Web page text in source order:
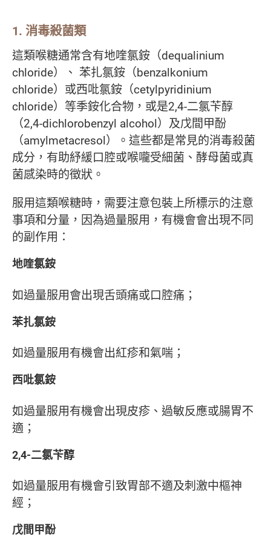
1. 消毒殺菌類
這類喉糖通常含有地喹氯銨（dequalinium
chloride）、 苯扎氯銨（benzalkonium
chloride）或西吡氯銨（cetylpyridinium
chloride）等季銨化合物，或是2,4-二氯苄醇
（2,4-dichlorobenzyl alcohol）及戊間甲酚
（amylmetacresol）。這些都是常見的消毒殺菌
成分，有助紓緩口腔或喉嚨受細菌、酵母菌或真
菌感染時的徵狀。
服用這類喉糖時，需要注意包裝上所標示的注意
事項和分量，因為過量服用，有機會會出現不同
的副作用：
地喹氯銨
如過量服用會出現舌頭痛或口腔痛；
苯扎氯銨
如過量服用有機會出紅疹和氣喘；
西吡氯銨
如過量服用有機會出現皮疹、過敏反應或腸胃不
適；
2,4-二氯苄醇
如過量服用有機會引致胃部不適及刺激中樞神
經；
戊間甲酚